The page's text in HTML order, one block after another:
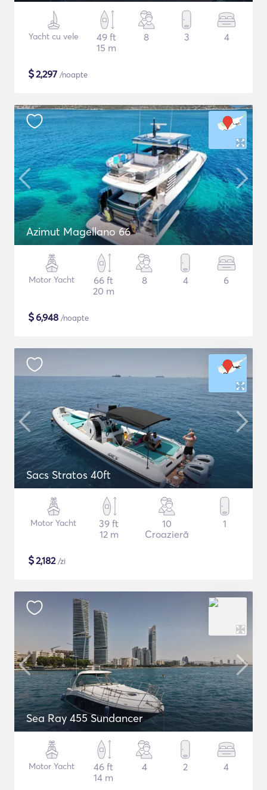
Yacht cu vele
49 ft
15 m
8 3 4
$2,297 /noapte
Azimut Magellano 66
Motor Yacht
66 ft
20 m
8 4 6
$6,948 /noapte
Sacs Stratos 40ft
Motor Yacht
39 ft
12 m
10
Croazieră
1
$2,182/zi
Sea Ray 455 Sundancer
Motor Yacht
46 ft
14 m
4 2 4